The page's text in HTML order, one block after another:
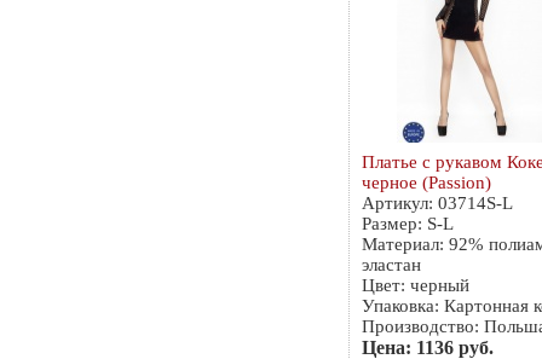
Платье с рукавом
черное (Passion)
Артикул: 03714S-L
Размер: S-L
Материал: 92%
эластан
Цвет: черный
Упаковка: Картонная
Производство:
Цена: 1136 руб.